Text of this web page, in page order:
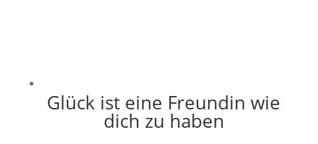
Glück ist eine Freundin wie
dich zu haben